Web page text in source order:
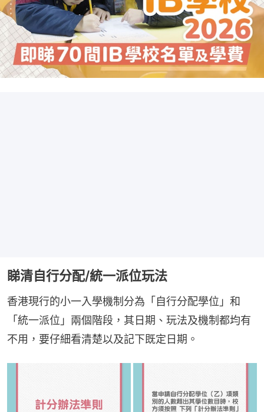
睇清自行分配/統一派位玩法
香港現行的小一入學機制分為「自行分配學位」和
「統一派位」兩個階段，其日期、玩法及機制都均有
不用，要仔細看清楚以及記下既定日期。